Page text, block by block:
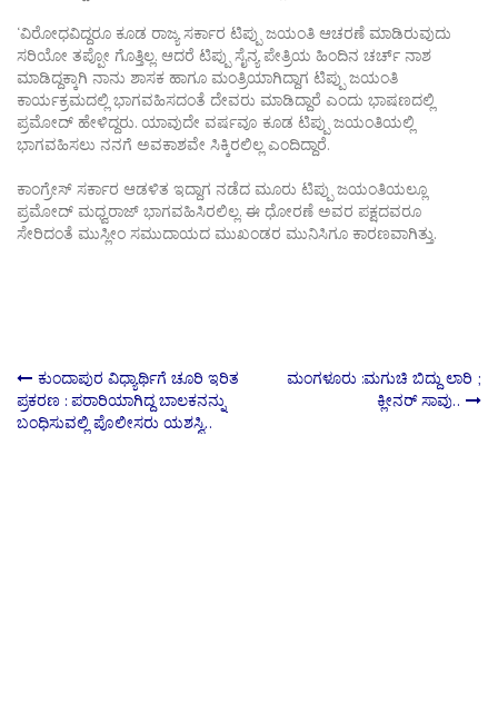
‘ವಿರೋಧವಿದ್ದರೂ ಕೂಡ ರಾಜ್ಯ ಸರ್ಕಾರ ಟಿಪ್ಪು ಜಯಂತಿ ಆಚರಣೆ ಮಾಡಿರುವುದು
ಸರಿಯೋ ತಪ್ಪೋ ಗೊತ್ತಿಲ್ಲ. ಆದರೆ ಟಿಪ್ಪು ಸೈನ್ಯ ಪೇತ್ರಿಯ ಹಿಂದಿನ ಚರ್ಚ್ ನಾಶ
ಮಾಡಿದ್ದಕ್ಕಾಗಿ ನಾನು ಶಾಸಕ ಹಾಗೂ ಮಂತ್ರಿಯಾಗಿದ್ದಾಗ ಟಿಪ್ಪು ಜಯಂತಿ
ಕಾರ್ಯಕ್ರಮದಲ್ಲಿ ಭಾಗವಹಿಸದಂತೆ ದೇವರು ಮಾಡಿದ್ದಾರೆ ಎಂದು ಭಾಷಣದಲ್ಲಿ
ಪ್ರಮೋದ್ ಹೇಳಿದ್ದರು. ಯಾವುದೇ ವರ್ಷವೂ ಕೂಡ ಟಿಪ್ಪು ಜಯಂತಿಯಲ್ಲಿ
ಭಾಗವಹಿಸಲು ನನಗೆ ಅವಕಾಶವೇ ಸಿಕ್ಕಿರಲಿಲ್ಲ ಎಂದಿದ್ದಾರೆ.
ಕಾಂಗ್ರೇಸ್ ಸರ್ಕಾರ ಆಡಳಿತ ಇದ್ದಾಗ ನಡೆದ ಮೂರು ಟಿಪ್ಪು ಜಯಂತಿಯಲ್ಲೂ
ಪ್ರಮೋದ್ ಮಧ್ವರಾಜ್ ಭಾಗವಹಿಸಿರಲಿಲ್ಲ. ಈ ಧೋರಣೆ ಅವರ ಪಕ್ಷದವರೂ
ಸೇರಿದಂತೆ ಮುಸ್ಲೀಂ ಸಮುದಾಯದ ಮುಖಂಡರ ಮುನಿಸಿಗೂ ಕಾರಣವಾಗಿತ್ತು.
Post
navigation
ಕುಂದಾಪುರ ವಿಧ್ಯಾರ್ಥಿಗೆ ಚೂರಿ ಇರಿತ
ಪ್ರಕರಣ : ಪರಾರಿಯಾಗಿದ್ದ ಬಾಲಕನನ್ನು
ಬಂಧಿಸುವಲ್ಲಿ ಪೊಲೀಸರು ಯಶಸ್ವಿ..
ಮಂಗಳೂರು :ಮಗುಚಿ ಬಿದ್ದು ಲಾರಿ ;
ಕ್ಲೀನರ್ ಸಾವು..